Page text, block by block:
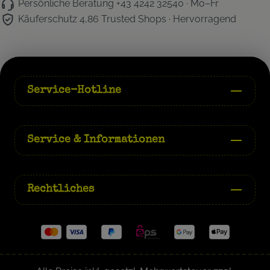
Persönliche Beratung +43 4242 32540 · Mo–Fr
Käuferschutz 4,86 Trusted Shops · Hervorragend
Service-Hotline
Service & Informationen
Rechtliches